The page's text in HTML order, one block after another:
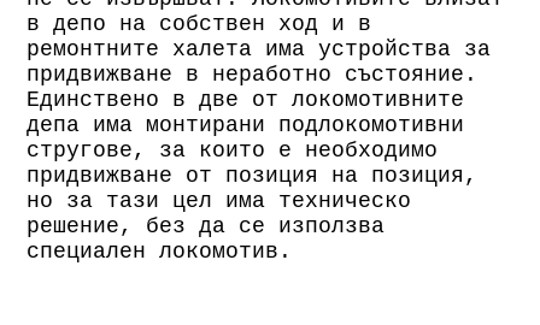
в депо на собствен ход и в
ремонтните халета има устройства за
придвижване в неработно състояние.
Единствено в две от локомотивните
депа има монтирани подлокомотивни
стругове, за които е необходимо
придвижване от позиция на позиция,
но за тази цел има техническо
решение, без да се използва
специален локомотив.